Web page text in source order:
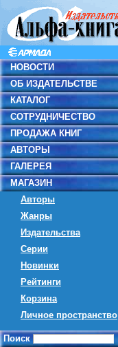
НОВОСТИ
ОБ ИЗДАТЕЛЬСТВЕ
КАТАЛОГ
СОТРУДНИЧЕСТВО
ПРОДАЖА КНИГ
АВТОРЫ
ГАЛЕРЕЯ
МАГАЗИН
Авторы
Жанры
Издательства
Серии
Новинки
Рейтинги
Корзина
Личное пространство
Поиск